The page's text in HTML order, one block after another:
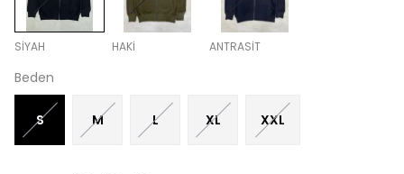
SİYAH HAKİ ANTRASİT
Beden
S M L XL XXL